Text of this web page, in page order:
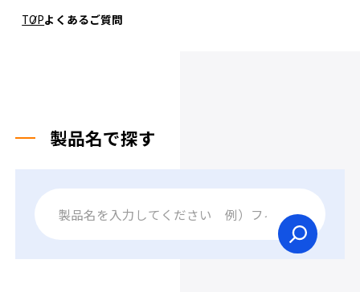
TOPよくあるご質問
製品名で探す